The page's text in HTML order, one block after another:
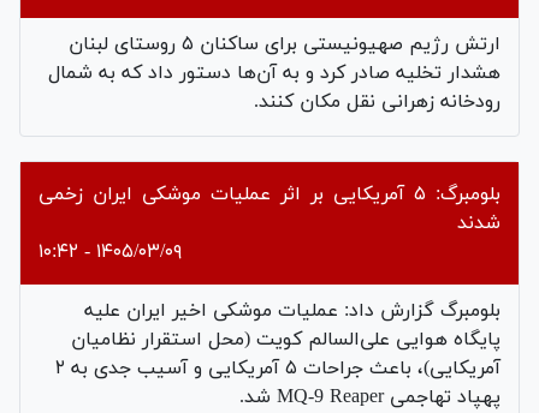
ارتش رژیم صهیونیستی برای ساکنان ۵ روستای لبنان
هشدار تخلیه صادر کرد و به آن‌ها دستور داد که به شمال
رودخانه زهرانی نقل مکان کنند.
بلومبرگ: ۵ آمریکایی بر اثر عملیات موشکی ایران زخمی
شدند
۱۴۰۵/۰۳/۰۹ - ۱۰:۴۲
بلومبرگ گزارش داد: عملیات موشکی اخیر ایران علیه
پایگاه هوایی علی‌السالم کویت (محل استقرار نظامیان
آمریکایی)، باعث جراحات ۵ آمریکایی و آسیب جدی به ۲
پهپاد تهاجمی MQ-9 Reaper شد.